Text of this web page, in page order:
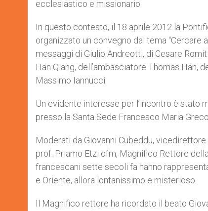
ecclesiastico e missionario.
In questo contesto, il 18 aprile 2012 la
organizzato un convegno dal tema “Cercare
messaggi di Giulio Andreotti, di Cesare
Han Qiang, dell’ambasciatore Thomas Han,
Massimo Iannucci.
Un evidente interesse per l’incontro è stato
presso la Santa Sede Francesco Maria Greco.
Moderati da Giovanni Cubeddu,
prof. Priamo Etzi ofm, Magnifico Rettore
francescani sette secoli fa hanno
e Oriente, allora lontanissimo e misterioso.
Il Magnifico rettore ha ricordato il beato